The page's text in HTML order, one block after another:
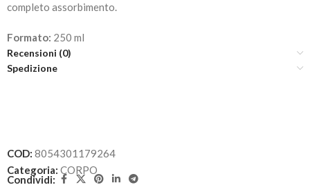
completo assorbimento.
Formato: 250 ml
Recensioni (0)
Spedizione
COD: 8054301179264
Categoria: CORPO
Condividi: